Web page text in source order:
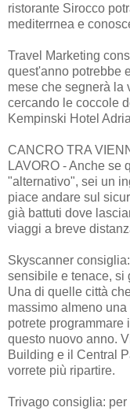
ristorante Sirocco
mediterrnea e
Travel Marketing
quest'anno potrebbe
mese che segnerà la
cercando le coccole
Kempinski Hotel
CANCRO TRA
LAVORO - Anche se
"alternativo", sei un
piace andare sul
già battuti dove
viaggi a breve
Skyscanner
sensibile e tenace, si
Una di quelle città
massimo almeno
potrete
questo nuovo anno.
Building e il Central
vorrete più ripartire.
Trivago consiglia: